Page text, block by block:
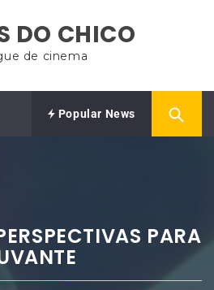
DO CHICO
de cinema
Popular News
PARA